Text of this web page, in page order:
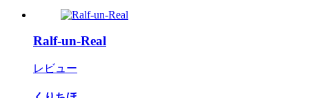
Ralf-un-Real
レビュー